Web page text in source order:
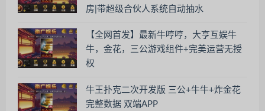
房|带超级合伙人系统自动抽水
【全网首发】最新牛哼哼，大亨互娱牛
牛，金花，三公游戏组件+完美运营无授
权
牛王扑克二次开发版 三公+牛牛+炸金花
完整数据 双端APP